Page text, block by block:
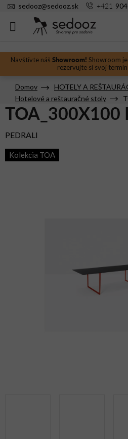
Prejsť
Navštívte náš Showroom! Showroom
rezervujte si svoj
sedooz@sedooz.sk +421
Domov
HOTELY A
Hotelové a reštauračné stoly
TOA_300X100
PEDRALI
Kolekcia TOA